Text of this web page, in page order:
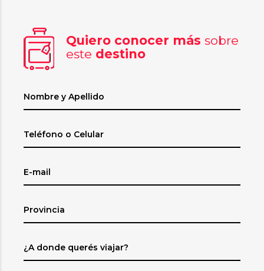
Quiero conocer más sobre
este destino